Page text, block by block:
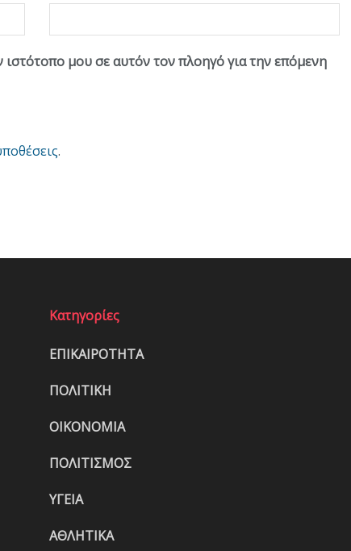
μου σε αυτόν τον πλοηγό για την επόμενη
.
Κατηγορίες
ΕΠΙΚΑΙΡΟΤΗΤΑ
ΠΟΛΙΤΙΚΗ
ΟΙΚΟΝΟΜΙΑ
ΠΟΛΙΤΙΣΜΟΣ
ΥΓΕΙΑ
ΑΘΛΗΤΙΚΑ